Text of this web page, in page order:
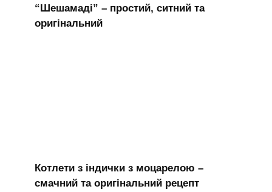
“Шешамаді” – простий, ситний та
оригінальний
Котлети з індички з моцарелою –
смачний та оригінальний рецепт